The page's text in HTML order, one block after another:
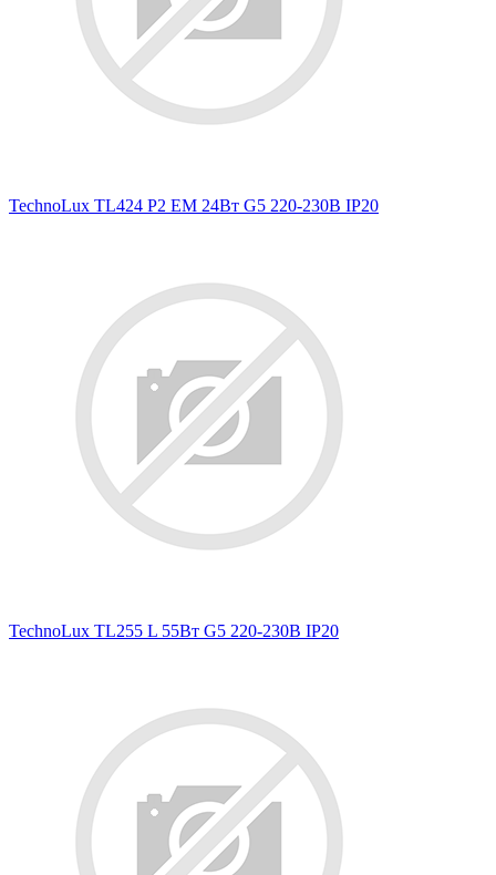
TechnoLux TL424 P2 EM 24Вт G5 220-230В IP20
TechnoLux TL255 L 55Вт G5 220-230В IP20